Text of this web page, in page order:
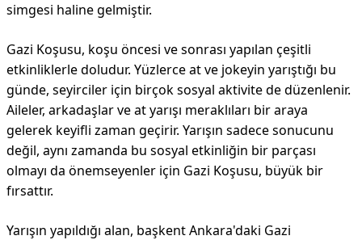
simgesi haline gelmiştir.
Gazi Koşusu, koşu öncesi ve sonrası yapılan çeşitli
etkinliklerle doludur. Yüzlerce at ve jokeyin yarıştığı bu
günde, seyirciler için birçok sosyal aktivite de düzenlenir.
Aileler, arkadaşlar ve at yarışı meraklıları bir araya
gelerek keyifli zaman geçirir. Yarışın sadece sonucunu
değil, aynı zamanda bu sosyal etkinliğin bir parçası
olmayı da önemseyenler için Gazi Koşusu, büyük bir
fırsattır.
Yarışın yapıldığı alan, başkent Ankara'daki Gazi